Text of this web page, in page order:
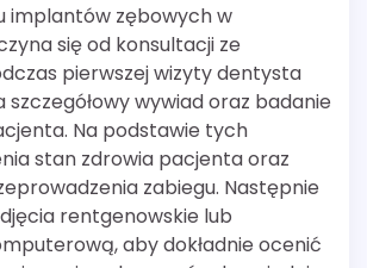
implantów zębowych w
się od konsultacji ze
pierwszej wizyty dentysta
wywiad oraz badanie
Na podstawie tych
stan zdrowia pacjenta oraz
zabiegu. Następnie
rentgenowskie lub
aby dokładnie ocenić